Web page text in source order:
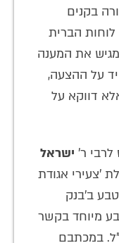
בקנים
לוחות הברית
מגיש את המענה
על ההצעה,
דווקא על
ר' ישראל
'צעירי אגודת
ב'בנק
מיוחד בקשר
במכתבם